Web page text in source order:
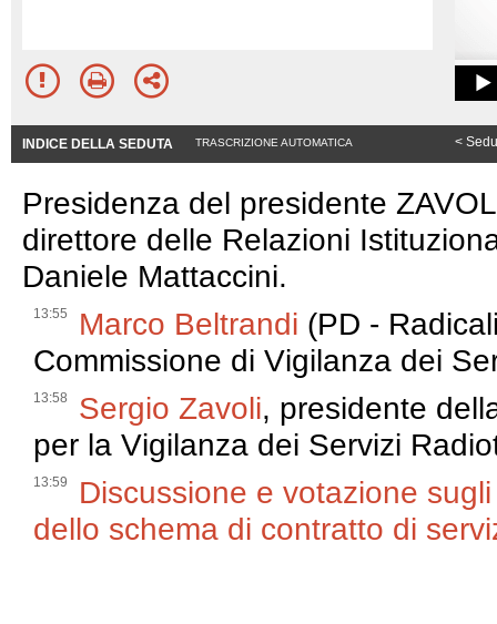
INDICE DELLA SEDUTA TRASCRIZIONE AUTOMATICA <
Presidenza del presidente
direttore delle Relazioni
Daniele Mattaccini.
13:55 Marco Beltrandi (PD -
Commissione di Vigilanza dei
13:58 Sergio Zavoli, presidente
per la Vigilanza dei Servizi
13:59
Discussione e votazione
dello schema di contratto di